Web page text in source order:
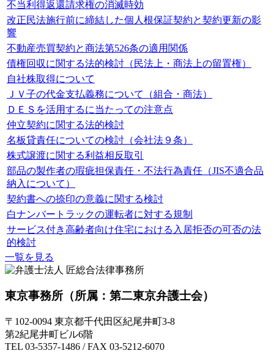
不当利得返還請求権の消滅時効
改正民法施行前に締結した個人根保証契約と契約更新の影
響
不動産売買契約と商法第526条の適用関係
債権回収に関する法的検討（民法上・商法上の留置権）
自社株取得について
ＪＶ子の代金支払義務について（組合・商法）
ＤＥＳを活用するに当たっての注意点
仲立契約に関する法的検討
名板貸責任についての検討（会社法９条）
株式譲渡に関する利益相反取引
部品の製作者の瑕疵担保責任・不法行為責任（JIS不適合品
納入について）
契約書への捺印の意義に関する検討
白ナンバートラックの運転者に対する規制
サービス付き高齢者向け住宅における入居拒否の可否の法
的検討
一覧を見る
東京事務所 （所属：第二東京弁護士会）
〒102-0094 東京都千代田区紀尾井町3-8
第2紀尾井町ビル6階
TEL 03-5357-1486 / FAX 03-5212-6070